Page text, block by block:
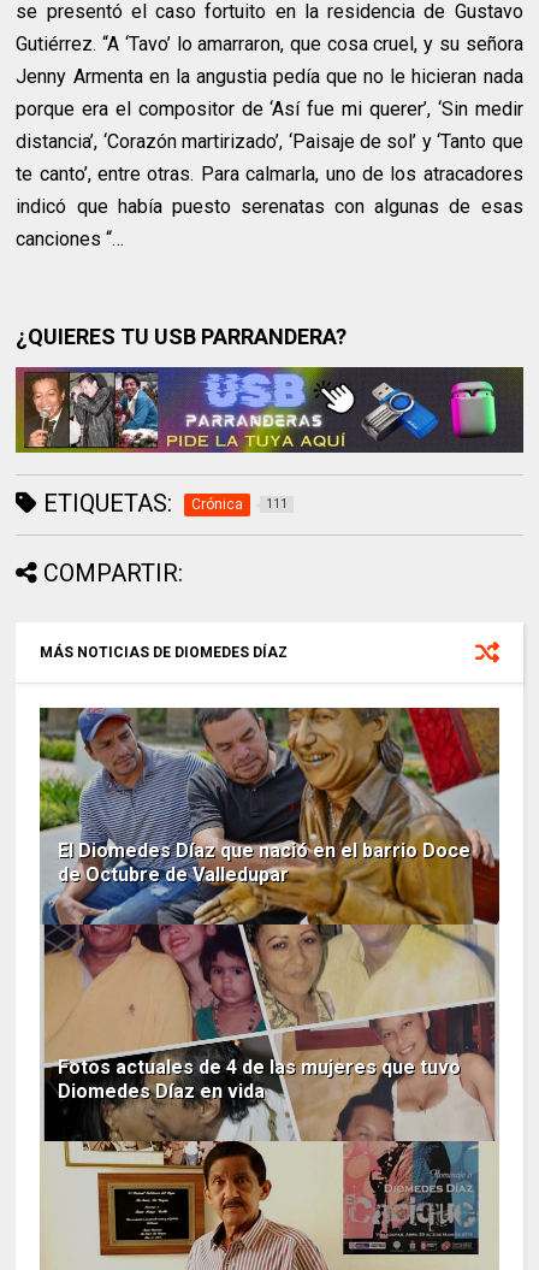
se presentó el caso fortuito en la residencia de Gustavo
Gutiérrez. “A ‘Tavo’ lo amarraron, que cosa cruel, y su señora
Jenny Armenta en la angustia pedía que no le hicieran nada
porque era el compositor de ‘Así fue mi querer’, ‘Sin medir
distancia’, ‘Corazón martirizado’, ‘Paisaje de sol’ y ‘Tanto que
te canto’, entre otras. Para calmarla, uno de los atracadores
indicó que había puesto serenatas con algunas de esas
canciones “…
¿QUIERES TU USB PARRANDERA?
ETIQUETAS: Crónica 111
COMPARTIR:
MÁS NOTICIAS DE DIOMEDES DÍAZ
El Diomedes Díaz que nació en el barrio Doce
de Octubre de Valledupar
Fotos actuales de 4 de las mujeres que tuvo
Diomedes Díaz en vida